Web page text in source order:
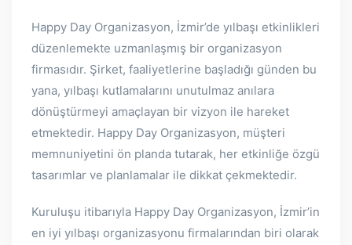
Happy Day Organizasyon, İzmir’de yılbaşı etkinlikleri
düzenlemekte uzmanlaşmış bir organizasyon
firmasıdır. Şirket, faaliyetlerine başladığı günden bu
yana, yılbaşı kutlamalarını unutulmaz anılara
dönüştürmeyi amaçlayan bir vizyon ile hareket
etmektedir. Happy Day Organizasyon, müşteri
memnuniyetini ön planda tutarak, her etkinliğe özgü
tasarımlar ve planlamalar ile dikkat çekmektedir.
Kuruluşu itibarıyla Happy Day Organizasyon, İzmir’in
en iyi yılbaşı organizasyonu firmalarından biri olarak